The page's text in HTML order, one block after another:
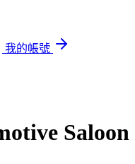
我的帳號
Saloon